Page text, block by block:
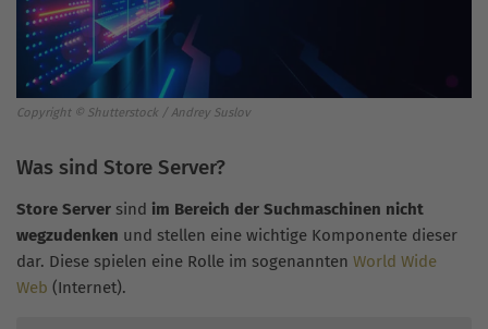
Copyright © Shutterstock / Andrey Suslov
Was sind Store Server?
Store Server sind im Bereich der Suchmaschinen nicht
wegzudenken und stellen eine wichtige Komponente dieser
dar. Diese spielen eine Rolle im sogenannten World Wide
Web (Internet).